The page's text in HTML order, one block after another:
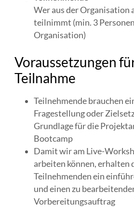
Wer aus der Organisation
teilnimmt (min. 3
Organisation)
Voraussetzungen
Teilnahme
Teilnehmende brauchen
Fragestellung oder
Grundlage für die
Bootcamp
Damit wir am Live-
arbeiten können, erhalten
Teilnehmenden ein
und einen zu
Vorbereitungsauftrag